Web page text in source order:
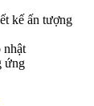
kế ấn tượng
nhật
ứng